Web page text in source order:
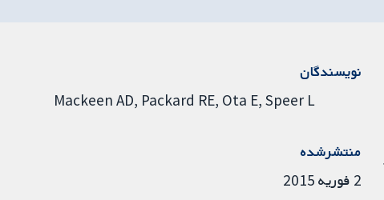
نویسندگان
Mackeen AD Packard RE Ota E Speer L
منتشرشده
2 فوریه 2015